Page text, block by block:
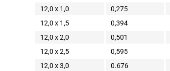
12,0 x 1,0
0,275
12,0 x 1,5
0,394
12,0 x 2,0
0,501
12,0 x 2,5
0,595
12,0 x 3,0
0.676